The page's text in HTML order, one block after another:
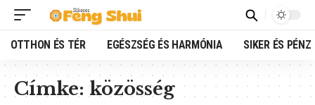
OTTHON ÉS TÉR EGÉSZSÉG ÉS HARMÓNIA SIKER ÉS PÉNZ
Címke:közösség